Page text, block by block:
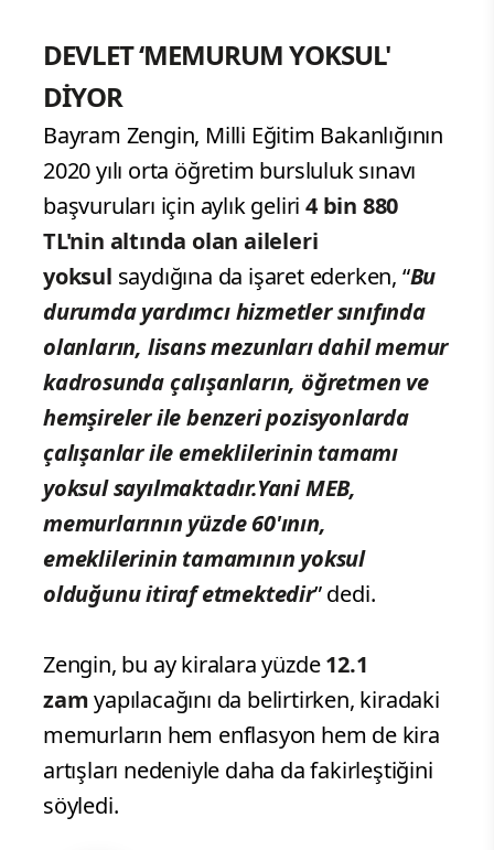
DEVLET ‘MEMURUM YOKSUL'
DİYOR
Bayram Zengin, Milli Eğitim Bakanlığının
2020 yılı orta öğretim bursluluk sınavı
başvuruları için aylık geliri4 bin 880
TL'nin altında olan aileleri
yoksul saydığına da işaret ederken, “Bu
durumda yardımcı hizmetler sınıfında
olanların, lisans mezunları dahil memur
kadrosunda çalışanların, öğretmen ve
hemşireler ile benzeri pozisyonlarda
çalışanlar ile emeklilerinin tamamı
yoksul sayılmaktadır.Yani MEB,
memurlarının yüzde 60'ının,
emeklilerinin tamamının yoksul
olduğunu itiraf etmektedir” dedi.
Zengin, bu ay kiralara yüzde12.1
zamyapılacağını da belirtirken, kiradaki
memurların hem enflasyon hem de kira
artışları nedeniyle daha da fakirleştiğini
söyledi.